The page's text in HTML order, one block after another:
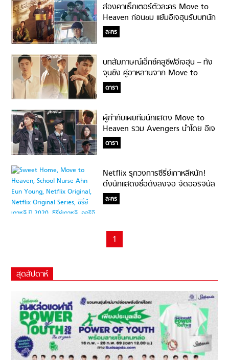
ส่องคาแร็กเตอร์ตัวละคร Move to
Heaven ก่อนชม แย้มอีเจฮุนรับบทนัก
มวย!
ละคร
บทสัมภาษณ์เอ็กซ์คลูซีฟอีเจฮุน – ทัง
จุนซัง คู่อาหลานจาก Move to
Heaven
ดารา
ผู้กำกับเผยทีมนักแสดง Move to
Heaven รวม Avengers นำโดย อีเจ
ฮุน – ทังจุนซัง!!!
ดารา
Netflix รุกวงการซีรี่ย์เกาหลีหนัก!
ดึงนักแสดงชื่อดังลงจอ จัดออริจินัล
ซีรี่ย์เกาหลี ปี 2020 ถึง 6 เรื่อง!!
ละคร
1
สุดสัปดาห์